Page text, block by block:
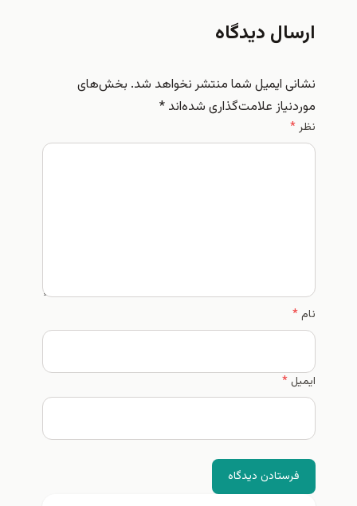
ارسال دیدگاه
نشانی ایمیل شما منتشر نخواهد شد. بخش‌های
موردنیاز علامت‌گذاری شده‌اند*
نظر*
نام*
ایمیل*
فرستادن دیدگاه